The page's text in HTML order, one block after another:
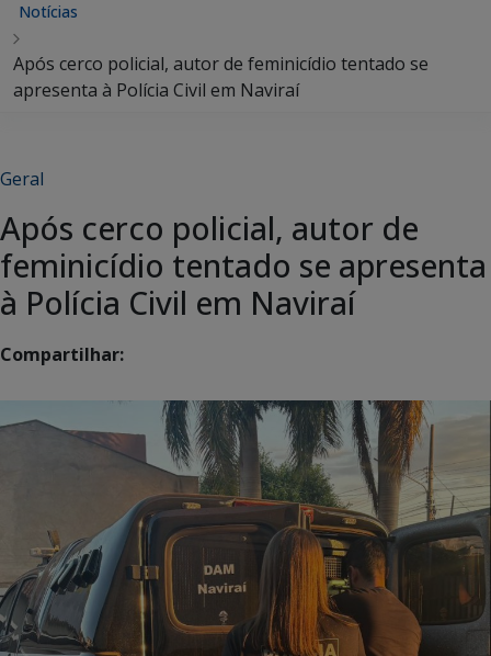
Notícias
Após cerco policial, autor de feminicídio tentado se
apresenta à Polícia Civil em Naviraí
Geral
Após cerco policial, autor de
feminicídio tentado se apresenta
à Polícia Civil em Naviraí
Compartilhar: